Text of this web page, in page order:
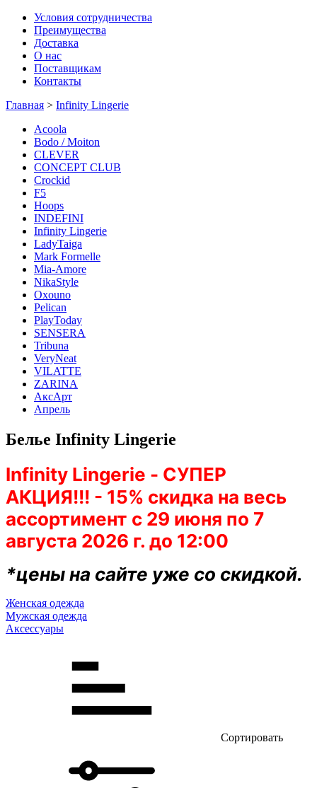
Условия сотрудничества
Преимущества
Доставка
О нас
Поставщикам
Контакты
Главная > Infinity Lingerie
Acoola
Bodo / Moiton
CLEVER
CONCEPT CLUB
Crockid
F5
Hoops
INDEFINI
Infinity Lingerie
LadyTaiga
Mark Formelle
Mia-Amore
NikaStyle
Oxouno
Pelican
PlayToday
SENSERA
Tribuna
VeryNeat
VILATTE
ZARINA
АксАрт
Апрель
Белье Infinity Lingerie
Infinity Lingerie - СУПЕР
АКЦИЯ!!! - 15% скидка на весь
ассортимент с 29 июня по 7
августа 2026 г. до 12:00
*цены на сайте уже со скидкой.
Женская одежда
Мужская одежда
Аксессуары
Сортировать